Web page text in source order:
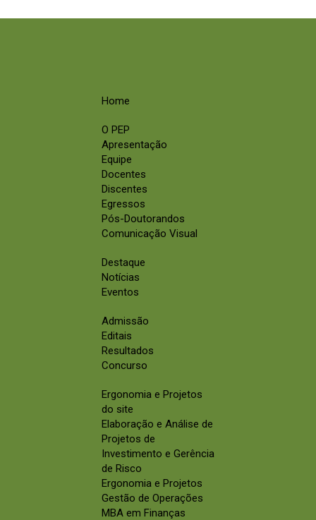
Home
O PEP
Apresentação
Equipe
Docentes
Discentes
Egressos
Pós-Doutorandos
Comunicação Visual
Destaque
Notícias
Eventos
Admissão
Editais
Resultados
Concurso
Ergonomia e Projetos
do site
Elaboração e Análise de
Projetos de
Investimento e Gerência
de Risco
Ergonomia e Projetos
Gestão de Operações
MBA em Finanças